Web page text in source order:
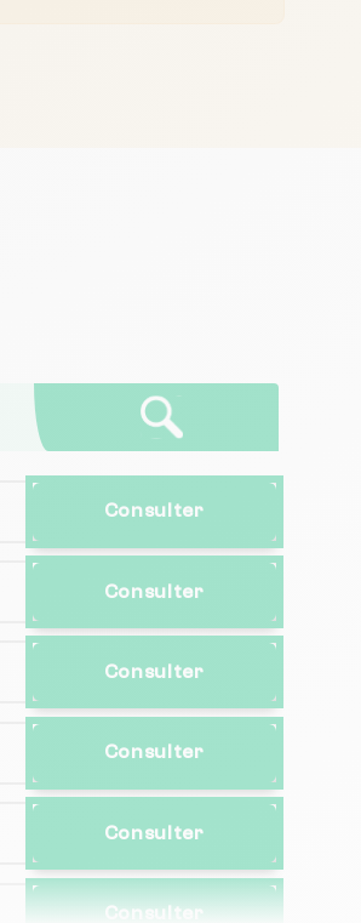
Consulter
Consulter
Consulter
Consulter
Consulter
Consulter